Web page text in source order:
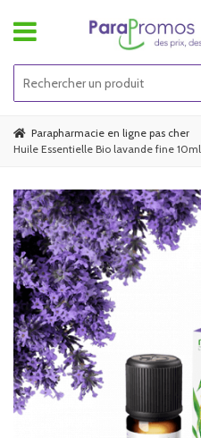
Parapharmacie en ligne pas cher
Huile Essentielle Bio lavande fine 10ml